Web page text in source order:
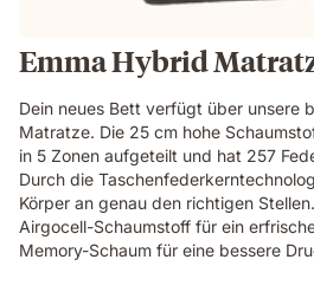
Emma Hybrid
Dein neues Bett verfügt über unsere
Matratze. Die 25 cm hohe
in 5 Zonen aufgeteilt und hat 257
Durch die
Körper an genau den richtigen
Airgocell-Schaumstoff für ein
Memory-Schaum für eine bessere